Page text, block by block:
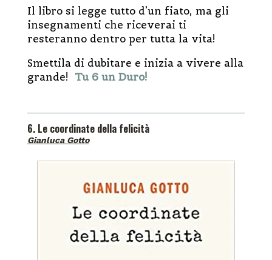
Il libro si legge tutto d’un fiato, ma gli
insegnamenti che riceverai ti
resteranno dentro per tutta la vita!
Smettila di dubitare e inizia a vivere alla
grande! Tu 6 un Duro!
6. Le coordinate della felicità
Gianluca Gotto